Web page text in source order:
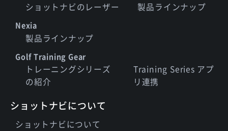
ショットナビのレーザー 製品ラインナップ
Nexia
製品ラインナップ
Golf Training Gear
トレーニングシリーズ
の紹介
Training Series アプ
リ連携
ショットナビについて
ショットナビについて